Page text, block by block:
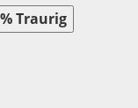
Traurig